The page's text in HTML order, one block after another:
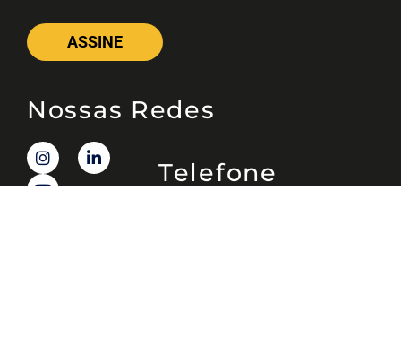
ASSINE
Nossas Redes
Telefone